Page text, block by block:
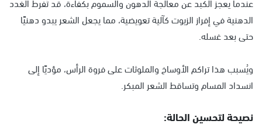
الدهنية في إفراز الزيوت كآلية تعويضية، مما يجعل الشعر يبدو دهنيًا
حتى بعد غسله.
ويُسبب هذا تراكم الأوساخ والملوثات على فروة الرأس، مؤديًا إلى
انسداد المسام وتساقط الشعر المبكر.
نصيحة لتحسين الحالة: